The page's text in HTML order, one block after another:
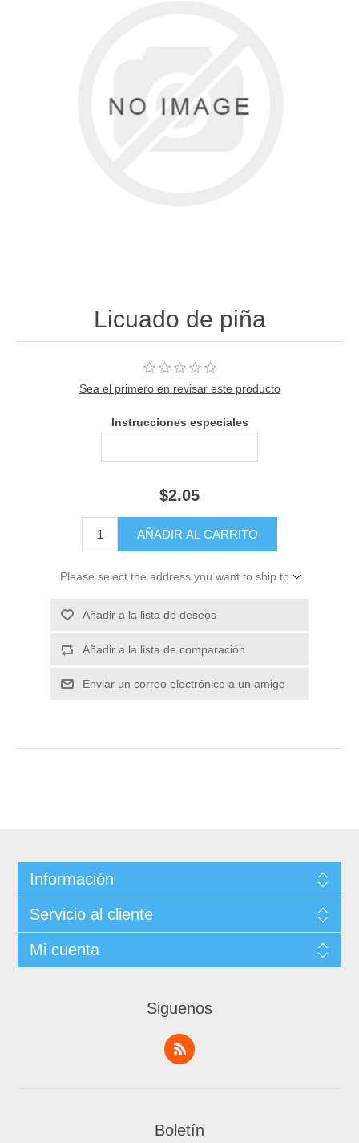
Licuado de piña
Sea el primero en revisar este producto
Instrucciones especiales
$2.05
Please select the address you want to ship to
Información
Servicio al cliente
Mi cuenta
Siguenos
Boletín